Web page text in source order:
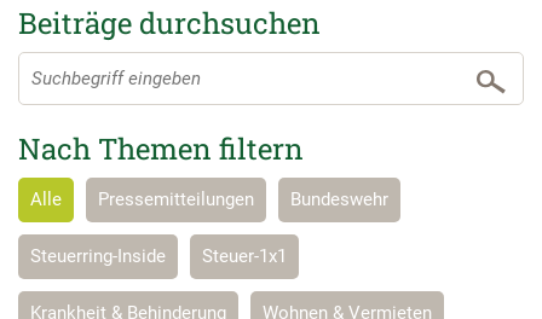
Beiträge durchsuchen
Nach Themen filtern
Alle Pressemitteilungen Bundeswehr
Steuerring-Inside Steuer-1x1
Krankheit & Behinderung Wohnen & Vermieten